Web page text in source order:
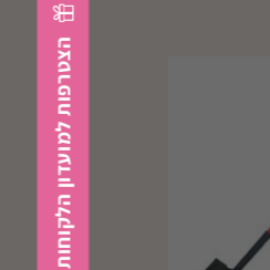
הצטרפות למועדון הלקוחות